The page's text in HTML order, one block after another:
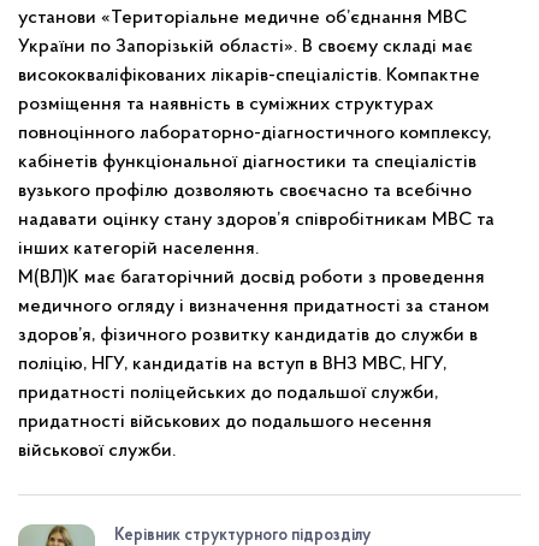
установи «Територіальне медичне об’єднання МВС
України по Запорізькій області». В своєму складі має
висококваліфікованих лікарів-спеціалістів. Компактне
розміщення та наявність в суміжних структурах
повноцінного лабораторно-діагностичного комплексу,
кабінетів функціональної діагностики та спеціалістів
вузького профілю дозволяють своєчасно та всебічно
надавати оцінку стану здоров’я співробітникам МВС та
інших категорій населення.
М(ВЛ)К має багаторічний досвід роботи з проведення
медичного огляду і визначення придатності за станом
здоров’я, фізичного розвитку кандидатів до служби в
поліцію, НГУ, кандидатів на вступ в ВНЗ МВС, НГУ,
придатності поліцейських до подальшої служби,
придатності військових до подальшого несення
військової служби.
Керівник структурного підрозділу